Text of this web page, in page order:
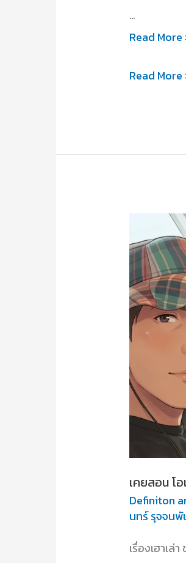
…
จอ
ข่าว
Read More
จอ
Read More
เคยสอน โ
Definiton
นทร์ รุจจน
เรื่องเฮาเล่